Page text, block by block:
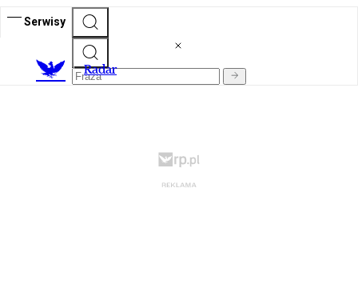
Serwisy
Radar